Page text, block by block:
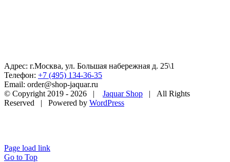
Адрес: г.Москва, ул. Большая набережная д. 25\1
Телефон: +7 (495) 134-36-35
Email: order@shop-jaquar.ru
© Copyright 2019 - 2026 | Jaquar Shop | All Rights
Reserved | Powered by WordPress
Page load link
Go to Top